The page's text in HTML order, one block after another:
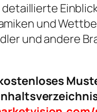
und
und andere